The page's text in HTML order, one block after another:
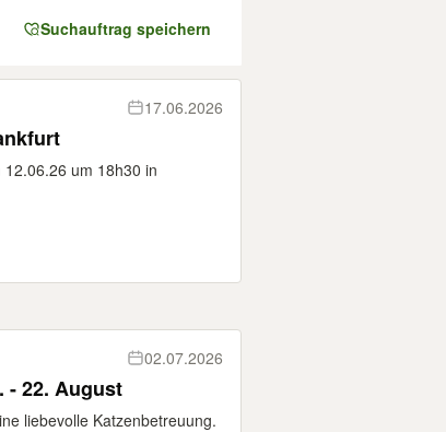
Suchauftrag speichern
17.06.2026
um 18h30 in
02.07.2026
- 22. August
liebevolle Katzenbetreuung.